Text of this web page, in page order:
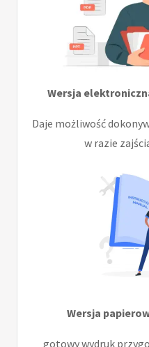
Wersja
Daje możliwość
w razie
Wersja
gotowy wydruk